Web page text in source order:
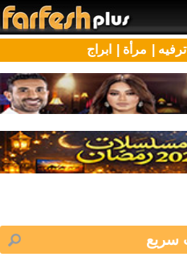
ترفيه | مرأة | ابراج